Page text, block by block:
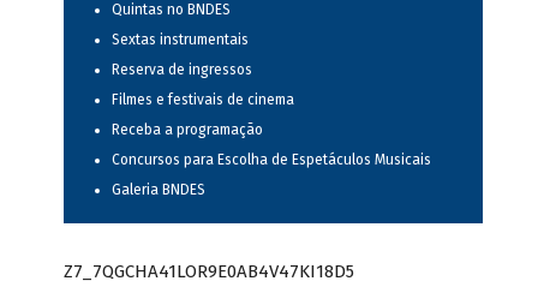
Quintas no BNDES
Sextas instrumentais
Reserva de ingressos
Filmes e festivais de cinema
Receba a programação
Concursos para Escolha de Espetáculos Musicais
Galeria BNDES
Z7_7QGCHA41LOR9E0AB4V47KI18D5